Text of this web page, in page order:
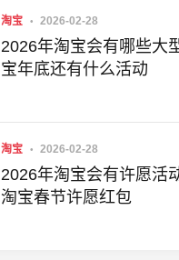
淘宝 2026-02-28
2026年淘宝会有哪些大
宝年底还有什么活动
淘宝 2026-02-28
2026年淘宝会有许愿活
淘宝春节许愿红包